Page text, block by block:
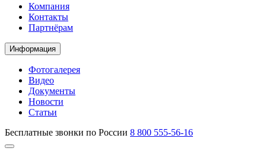
Компания
Контакты
Партнёрам
Информация
Фотогалерея
Видео
Документы
Новости
Статьи
Бесплатные звонки по России 8 800 555-56-16